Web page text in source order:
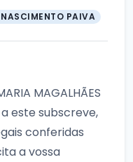
PAIVA
MAGALHÃES
a este subscreve,
conferidas
a vossa